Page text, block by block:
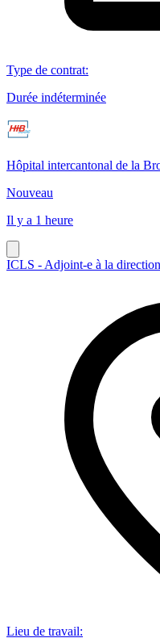
Type de contrat:
Durée indéterminée
Hôpital intercantonal de la
Nouveau
Il y a 1 heure
ICLS - Adjoint-e à la
Lieu de travail: